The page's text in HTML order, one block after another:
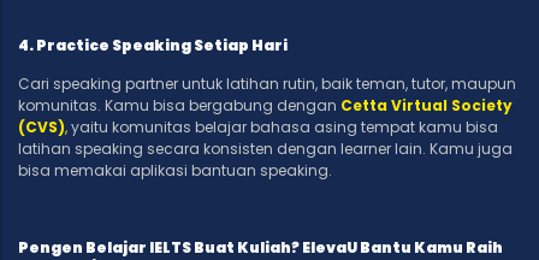
4. Practice Speaking Setiap Hari
Cari speaking partner untuk latihan rutin, baik teman, tutor, maupun
komunitas. Kamu bisa bergabung dengan Cetta Virtual Society
(CVS),yaitu komunitas belajar bahasa asing tempat kamu bisa
latihan speaking secara konsisten dengan learner lain. Kamu juga
bisa memakai aplikasi bantuan speaking.
Pengen Belajar IELTS Buat Kuliah? ElevaU Bantu Kamu Raih